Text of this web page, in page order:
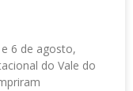
6 de agosto,
do Vale do